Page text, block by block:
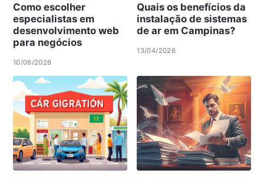
Como escolher
especialistas em
desenvolvimento web
para negócios
10/06/2026
Quais os benefícios da
instalação de sistemas
de ar em Campinas?
13/04/2026